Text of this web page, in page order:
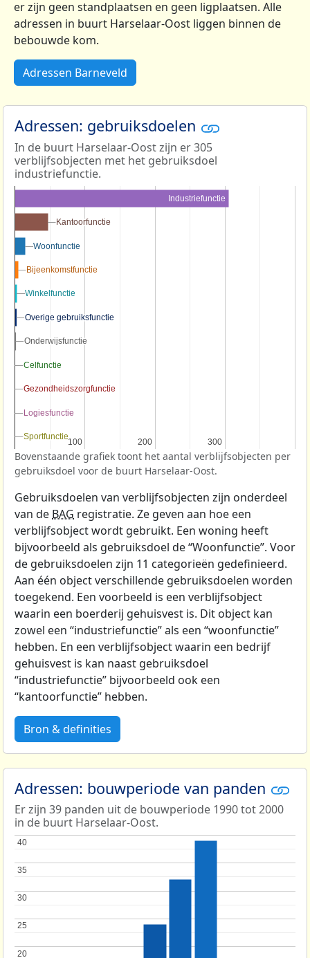
er zijn geen standplaatsen en geen ligplaatsen. Alle
adressen in buurt Harselaar-Oost liggen binnen de
bebouwde kom.
Adressen Barneveld
Adressen: gebruiksdoelen
In de buurt Harselaar-Oost zijn er 305
verblijfsobjecten met het gebruiksdoel
industriefunctie.
100
100 200
200 300
300
Industriefunctie
Kantoorfunctie
Kantoorfunctie
Woonfunctie
Woonfunctie
Bijeenkomstfunctie
Bijeenkomstfunctie
Winkelfunctie
Winkelfunctie
Overige gebruiksfunctie
Overige gebruiksfunctie
Onderwijsfunctie
Onderwijsfunctie
Celfunctie
Celfunctie
Gezondheidszorgfunctie
Gezondheidszorgfunctie
Logiesfunctie
Logiesfunctie
Sportfunctie
Sportfunctie
Bovenstaande grafiek toont het aantal verblijfsobjecten per
gebruiksdoel voor de buurt Harselaar-Oost.
Gebruiksdoelen van verblijfsobjecten zijn onderdeel
van de BAG registratie. Ze geven aan hoe een
verblijfsobject wordt gebruikt. Een woning heeft
bijvoorbeeld als gebruiksdoel de “Woonfunctie”. Voor
de gebruiksdoelen zijn 11 categorieën gedefinieerd.
Aan één object verschillende gebruiksdoelen worden
toegekend. Een voorbeeld is een verblijfsobject
waarin een boerderij gehuisvest is. Dit object kan
zowel een “industriefunctie” als een “woonfunctie”
hebben. En een verblijfsobject waarin een bedrijf
gehuisvest is kan naast gebruiksdoel
“industriefunctie” bijvoorbeeld ook een
“kantoorfunctie” hebben.
Bron & definities
Adressen: bouwperiode van panden
Er zijn 39 panden uit de bouwperiode 1990 tot 2000
in de buurt Harselaar-Oost.
20
20
25
25
30
30
35
35
40
40